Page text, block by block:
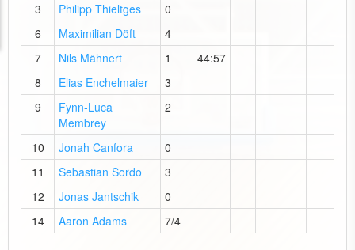
3
Philipp Thieltges
0
6
Maximilian Döft
4
7
Nils Mähnert 1
44:57
8
Elias Enchelmaier
3
9
Fynn-Luca
Membrey
2
10 Jonah Canfora
0
11
Sebastian Sordo
3
12
Jonas Jantschik
0
14
Aaron Adams 7/4